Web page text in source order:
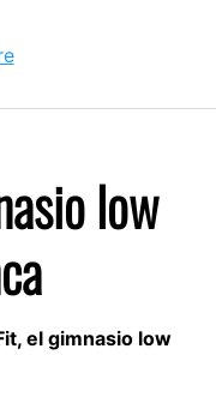
low
el gimnasio low